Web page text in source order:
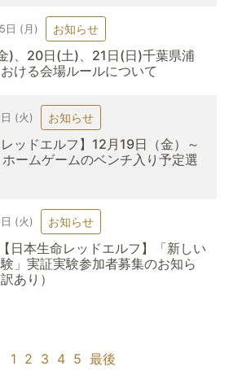
日 (月) お知らせ
)、20日(土)、21日(日)千葉県浦
ける会場ルールについて
(火) お知らせ
レッドエルフ】12月19日（金）～
ームゲームのベンチ入り予定選
(火) お知らせ
日本生命レッドエルフ】「新しい
」実証実験参加者募集のお知ら
あり）
1 2 3 4 5 最後